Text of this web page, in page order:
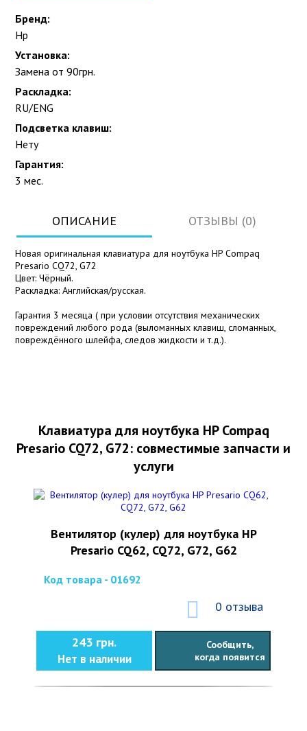
Бренд:
Hp
Установка:
Замена от 90грн.
Раскладка:
RU/ENG
Подсветка клавиш:
Нету
Гарантия:
3 мес.
ОПИСАНИЕ ОТЗЫВЫ (0)
Новая оригинальная клавиатура для ноутбука HP Compaq
Presario CQ72, G72
Цвет: Чёрный.
Раскладка: Английская/русская.
Гарантия 3 месяца ( при условии отсутствия механических
повреждений любого рода (выломанных клавиш, сломанных,
повреждённого шлейфа, следов жидкости и т.д.).
Клавиатура для ноутбука HP Compaq
Presario CQ72, G72: совместимые запчасти и
услуги
Вентилятор (кулер) для ноутбука HP
Presario CQ62, CQ72, G72, G62
Код товара - 01692
0 отзыва
243 грн.
Нет в наличии
Сообщить,
когда появится